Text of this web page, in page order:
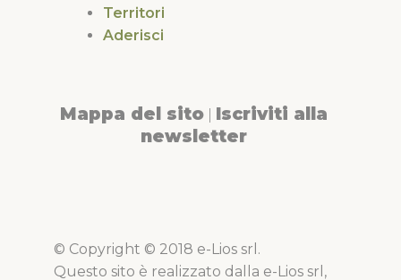
Territori
Aderisci
Mappa del sito Iscriviti alla
newsletter
© Copyright © 2018 e-Lios srl.
Questo sito è realizzato dalla e-Lios srl,